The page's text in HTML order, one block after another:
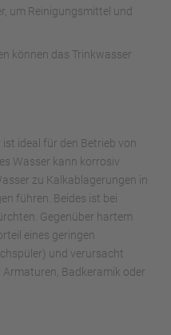
um Reinigungsmittel und
können das Trinkwasser
ideal für den Betrieb von
Wasser kann korrosiv
zu Kalkablagerungen in
führen. Beides ist bei
Gegenüber hartem
eines geringen
und verursacht
Badkeramik oder